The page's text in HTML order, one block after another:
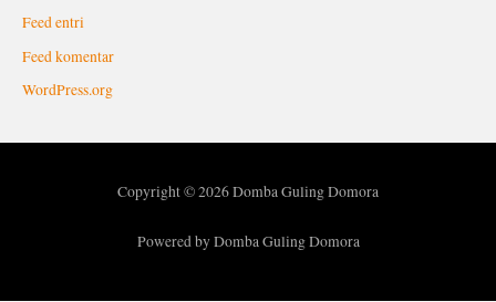
Feed entri
Feed komentar
WordPress.org
Copyright © 2026 Domba Guling Domora
Powered by Domba Guling Domora